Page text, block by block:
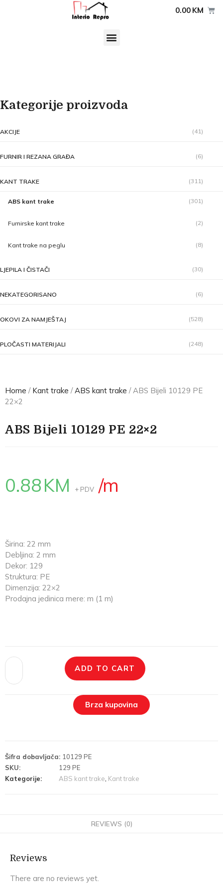
0.00 KM
Kategorije proizvoda
AKCIJE (41)
FURNIR I REZANA GRAĐA (6)
KANT TRAKE (311)
ABS kant trake (301)
Furnirske kant trake (2)
Kant trake na peglu (8)
LJEPILA I ČISTAČI (30)
NEKATEGORISANO (6)
OKOVI ZA NAMJEŠTAJ (528)
PLOČASTI MATERIJALI (248)
Home / Kant trake /ABS kant trake / ABS Bijeli 10129 PE
22×2
ABS Bijeli 10129 PE 22×2
0.88KM + PDV /m
Širina: 22 mm
Debljina: 2 mm
Dekor: 129
Struktura: PE
Dimenzija: 22×2
Prodajna jedinica mere: m (1 m)
ADD TO CART
Brza kupovina
Šifra dobavljača: 10129 PE
SKU:
129 PE
Kategorije:
ABS kant trake Kant trake
REVIEWS (0)
Reviews
There are no reviews yet.